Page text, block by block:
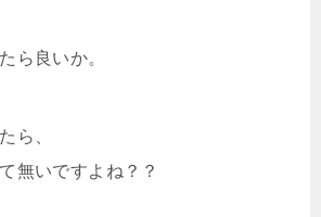
ら良いか。
ら、
無いですよね？？